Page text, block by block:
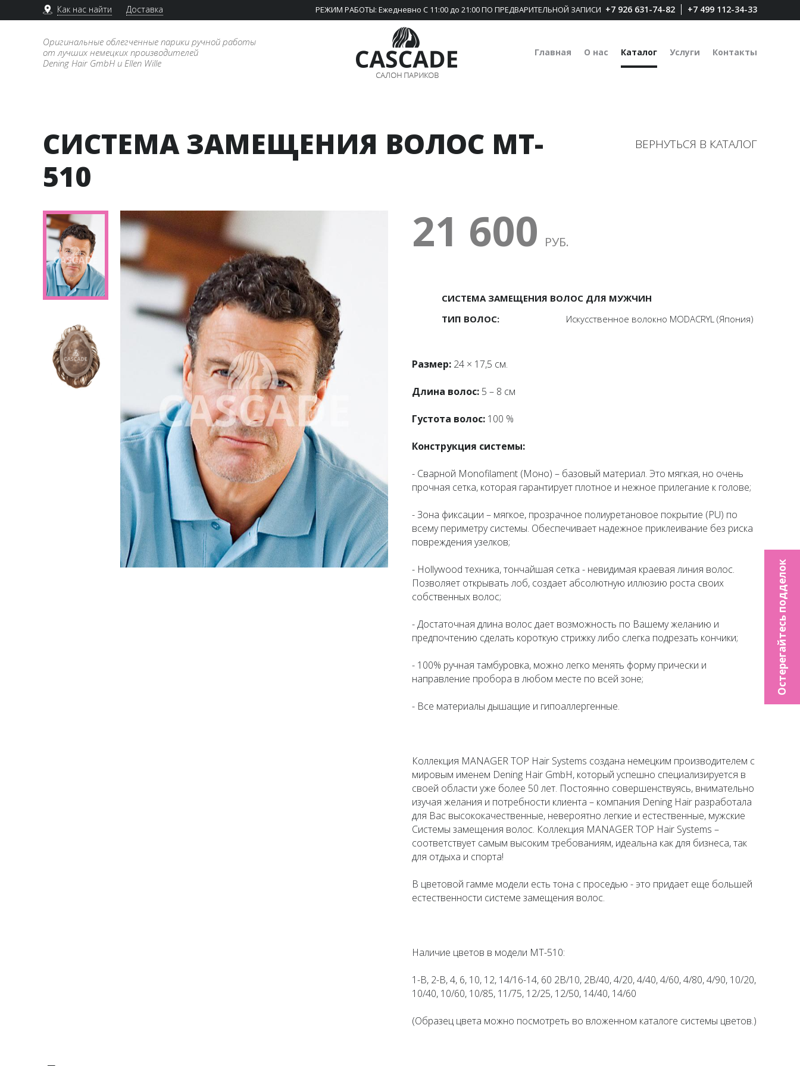
Как нас найти Доставка РЕЖИМ РАБОТЫ: Ежедневно С 11:00 до 21:00 ПО ПРЕДВАРИТЕЛЬНОЙ ЗАПИСИ +7 926 631-74-82 | +7 499 112-34-33
Оригинальные облегченные парики ручной работы
от лучших немецких производителей
Dening Hair GmbH и Ellen Wille
Главная О нас Каталог Услуги Контакты
СИСТЕМА ЗАМЕЩЕНИЯ ВОЛОС MT-
510
ВЕРНУТЬСЯ В КАТАЛОГ
21 600 РУБ.
СИСТЕМА ЗАМЕЩЕНИЯ ВОЛОС ДЛЯ МУЖЧИН
ТИП ВОЛОС:
Искусственное волокно MODACRYL (Япония)
Размер: 24 × 17,5 см.
Длина волос: 5 – 8 см
Густота волос: 100 %
Конструкция системы:
- Сварной Monofilament (Моно) – базовый материал. Это мягкая, но очень
прочная сетка, которая гарантирует плотное и нежное прилегание к голове;
- Зона фиксации – мягкое, прозрачное полиуретановое покрытие (PU) по
всему периметру системы. Обеспечивает надежное приклеивание без риска
повреждения узелков;
- Hollywood техника, тончайшая сетка - невидимая краевая линия волос.
Позволяет открывать лоб, создает абсолютную иллюзию роста своих
собственных волос;
- Достаточная длина волос дает возможность по Вашему желанию и
предпочтению сделать короткую стрижку либо слегка подрезать кончики;
- 100% ручная тамбуровка, можно легко менять форму прически и
направление пробора в любом месте по всей зоне;
- Все материалы дышащие и гипоаллергенные.
Коллекция MANAGER TOP Hair Systems создана немецким производителем с
мировым именем Dening Hair GmbH, который успешно специализируется в
своей области уже более 50 лет. Постоянно совершенствуясь, внимательно
изучая желания и потребности клиента – компания Dening Hair разработала
для Вас высококачественные, невероятно легкие и естественные, мужские
Системы замещения волос. Коллекция MANAGER TOP Hair Systems –
соответствует самым высоким требованиям, идеальна как для бизнеса, так
для отдыха и спорта!
В цветовой гамме модели есть тона с проседью - это придает еще большей
естественности системе замещения волос.
Наличие цветов в модели MT-510:
1-B, 2-B, 4, 6, 10, 12, 14/16-14, 60 2B/10, 2B/40, 4/20, 4/40, 4/60, 4/80, 4/90, 10/20,
10/40, 10/60, 10/85, 11/75, 12/25, 12/50, 14/40, 14/60
(Образец цвета можно посмотреть во вложенном каталоге системы цветов.)
Остерегайтесь подделок